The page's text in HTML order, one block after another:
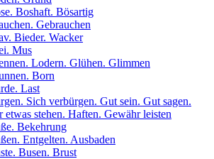
Boshaft. Bösartig
Gebrauchen
Bieder. Wacker
Mus
Lodern. Glühen. Glimmen
Born
Last
Sich verbürgen. Gut sein. Gut sagen.
etwas stehen. Haften. Gewähr leisten
Bekehrung
Entgelten. Ausbaden
Busen. Brust